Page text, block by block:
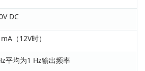
DC
（12V时）
平均为1 Hz输出频率